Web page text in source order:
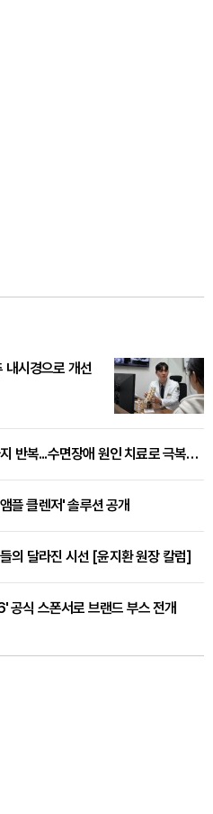
내시경으로 개선
불면증과 어지럼증·이명 증상까지 반복...수면장애 원인 치료로 극복해야
플 클렌저' 솔루션 공개
의 달라진 시선 [윤지환 원장 칼럼]
식 스폰서로 브랜드 부스 전개